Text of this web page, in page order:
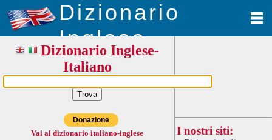
Dizionario
Inglese
Dizionario Inglese-
Italiano
Donazione
Vai al dizionario italiano-inglese I nostri siti: